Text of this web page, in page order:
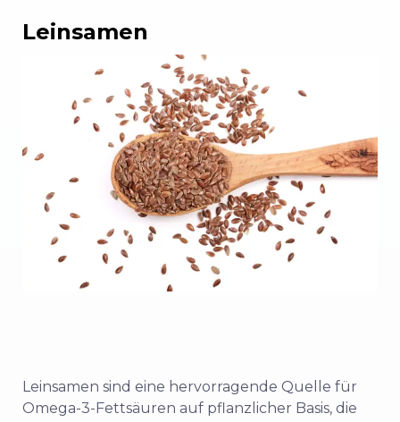
Leinsamen
Leinsamen sind eine hervorragende Quelle für
Omega-3-Fettsäuren auf pflanzlicher Basis, die